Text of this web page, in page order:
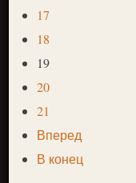
17
18
19
20
21
Вперед
В конец